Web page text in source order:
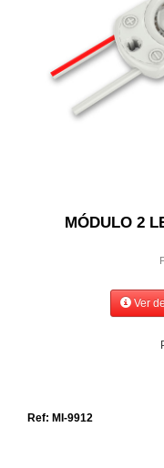
MÓDULO 2
Ver
Ref: MI-9912